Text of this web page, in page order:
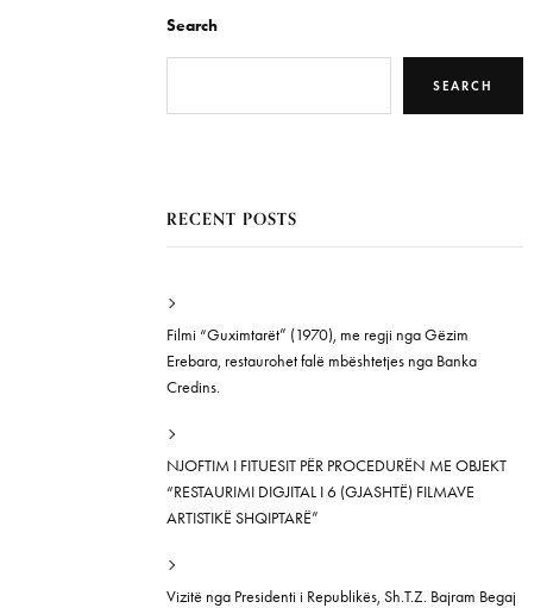
Search
SEARCH
RECENT POSTS
Filmi “Guximtarët” (1970), me regji nga Gëzim
Erebara, restaurohet falë mbështetjes nga Banka
Credins.
NJOFTIM I FITUESIT PËR PROCEDURËN ME OBJEKT
“RESTAURIMI DIGJITAL I 6 (GJASHTË) FILMAVE
ARTISTIKË SHQIPTARË”
Vizitë nga Presidenti i Republikës, Sh.T.Z. Bajram Begaj